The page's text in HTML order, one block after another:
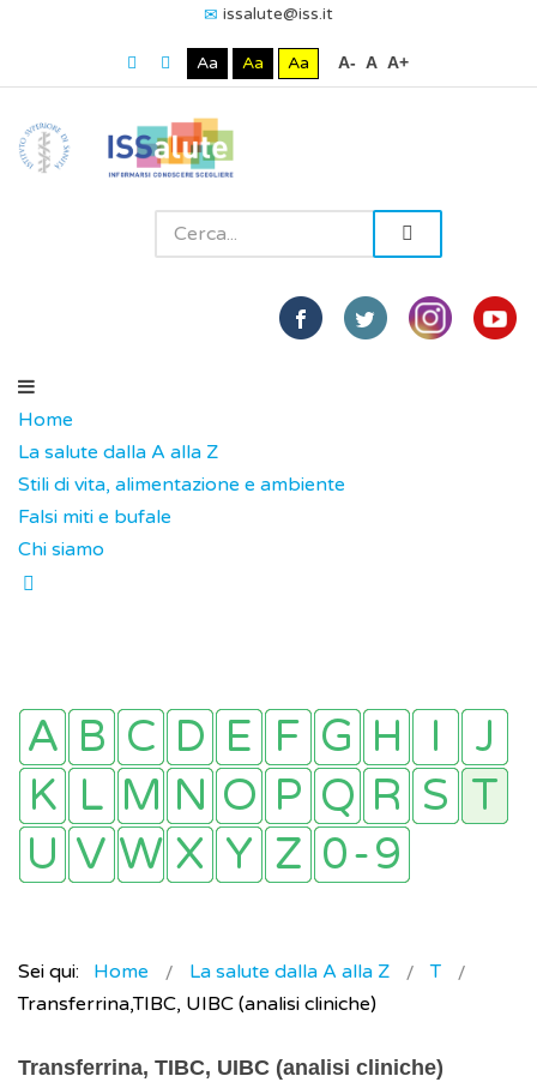
issalute@iss.it
Aa Aa Aa A- A A+
Home
La salute dalla A alla Z
Stili di vita, alimentazione e ambiente
Falsi miti e bufale
Chi siamo
Sei qui: Home La salute dalla A alla Z
T
Transferrina,TIBC, UIBC (analisi cliniche)
Transferrina, TIBC, UIBC (analisi cliniche)